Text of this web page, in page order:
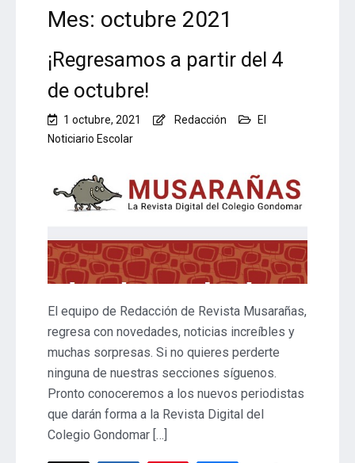
Mes: octubre 2021
¡Regresamos a partir del 4
de octubre!
1 octubre, 2021 Redacción
El
Noticiario Escolar
El equipo de Redacción de Revista Musarañas,
regresa con novedades, noticias increíbles y
muchas sorpresas. Si no quieres perderte
ninguna de nuestras secciones síguenos.
Pronto conoceremos a los nuevos periodistas
que darán forma a la Revista Digital del
Colegio Gondomar […]